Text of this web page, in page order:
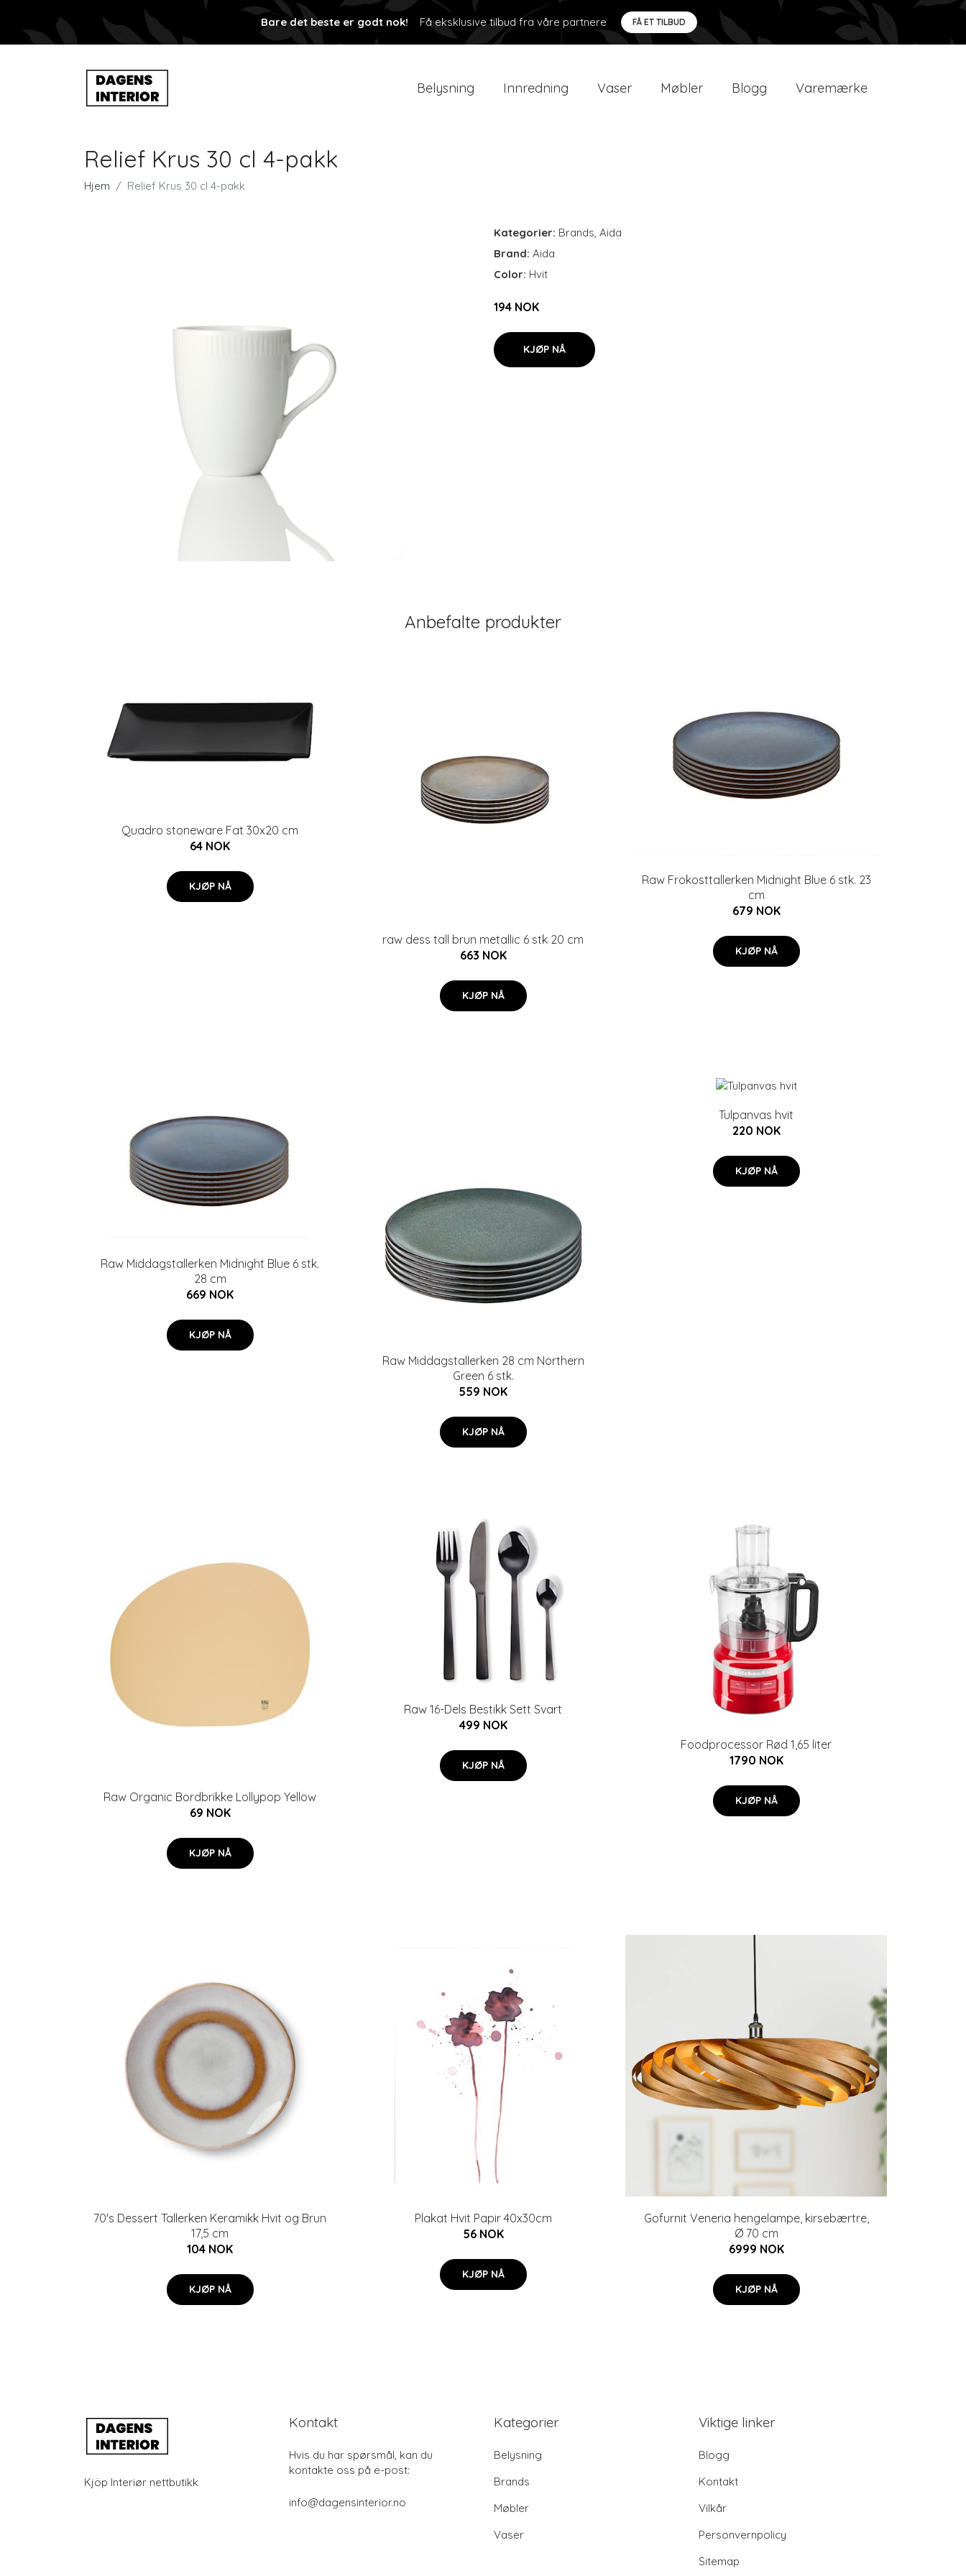
Bare det beste er godt nok! Få eksklusive tilbud fra våre partnere FÅ ET TILBUD
Belysning Innredning Vaser Møbler Blogg Varemærke
Relief Krus 30 cl 4-pakk
Hjem Relief Krus 30 cl 4-pakk
Kategorier: Brands, Aida
Brand: Aida
Color: Hvit
194 NOK
KJØP NÅ
Anbefalte produkter
Quadro stoneware Fat 30x20 cm
64 NOK
KJØP NÅ
raw dess tall brun metallic 6 stk 20 cm
663 NOK
KJØP NÅ
Raw Frokosttallerken Midnight Blue 6 stk. 23
cm
679 NOK
KJØP NÅ
Raw Middagstallerken Midnight Blue 6 stk.
28 cm
669 NOK
KJØP NÅ
Raw Middagstallerken 28 cm Northern
Green 6 stk.
559 NOK
KJØP NÅ
Tulpanvas hvit
220 NOK
KJØP NÅ
Raw Organic Bordbrikke Lollypop Yellow
69 NOK
KJØP NÅ
Raw 16-Dels Bestikk Sett Svart
499 NOK
KJØP NÅ
Foodprocessor Rød 1,65 liter
1790 NOK
KJØP NÅ
70's Dessert Tallerken Keramikk Hvit og Brun
17,5 cm
104 NOK
KJØP NÅ
Plakat Hvit Papir 40x30cm
56 NOK
KJØP NÅ
Gofurnit Veneria hengelampe, kirsebærtre,
Ø 70 cm
6999 NOK
KJØP NÅ
Kjöp Interiør nettbutikk
Kontakt
Hvis du har spørsmål, kan du
kontakte oss på e-post:
info@dagensinterior.no
Kategorier
Belysning
Brands
Møbler
Vaser
Viktige linker
Blogg
Kontakt
Vilkår
Personvernpolicy
Sitemap